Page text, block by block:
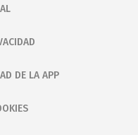
DE LA APP